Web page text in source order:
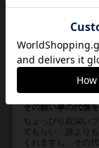
その願い事の代償
ちょっぴり欲深い
てもらい、誰より
くれますし、その